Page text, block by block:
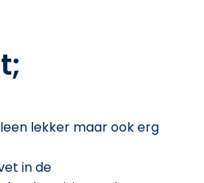
lekker maar ook erg
in de